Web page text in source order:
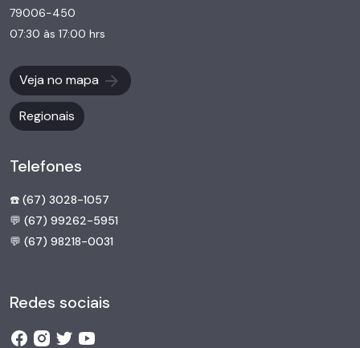
79006-450
07:30 às 17:00 hrs
Veja no mapa
Regionais
Telefones
☎️ (67) 3028-1057
💬 (67) 99262-5951
💬 (67) 98218-0031
Redes sociais